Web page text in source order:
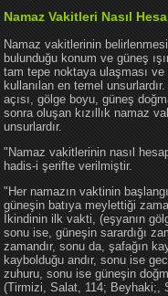
Namaz Vakitleri Nasıl
Namaz vakitlerinin
bulunduğu konum ve güneş
tam tepe noktaya ulaşması
kullanılan en temel
açısı, gölge boyu, güneş
sonra oluşan kızıllık namaz
unsurlardır.
"Namaz vakitlerinin nasıl
hadis-i şerifte verilmiştir.
"Her namazın vaktinin
güneşin batıya meylettiği
İkindinin ilk vakti, (eşyanın
sonu ise, güneşin sarardığı
zamandır, sonu da, şafağın
kaybolduğu andır, sonu ise
zuhuru, sonu ise güneşin
(Tirmizi, Salat, 114; Beyhaki;,